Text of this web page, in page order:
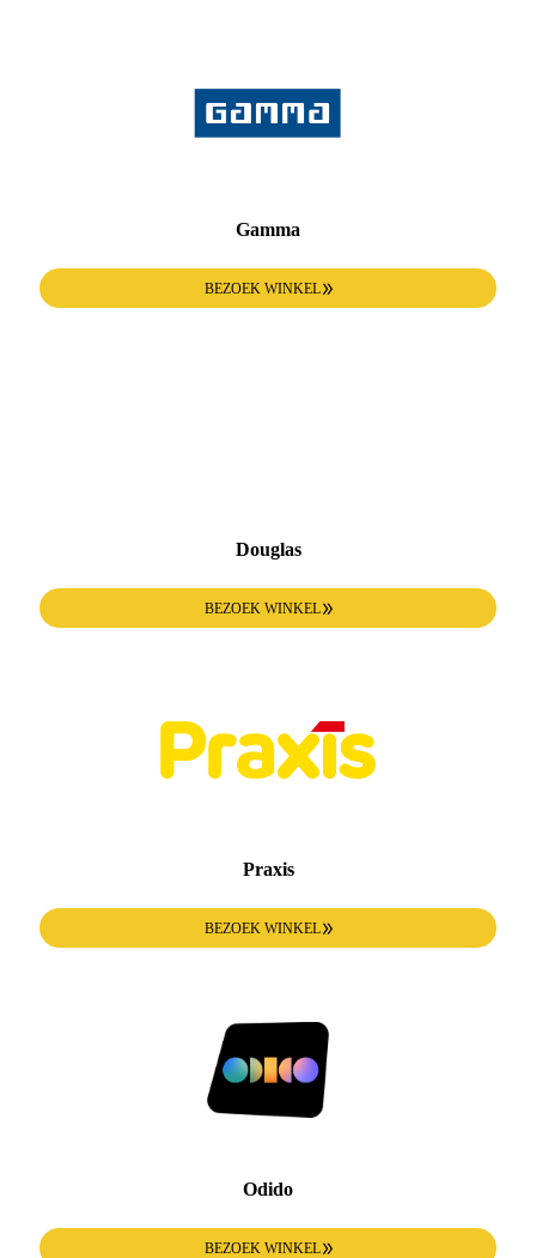
Gamma
BEZOEK WINKEL
Douglas
BEZOEK WINKEL
Praxis
BEZOEK WINKEL
Odido
BEZOEK WINKEL